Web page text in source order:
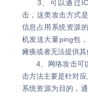
3、可以通过
击，这类攻击方式
信息占用系统资源
机发送大量ping包
瘫痪或者无法提供其
4、网络攻击可以
击方法主要是针对
系统资源为目的，